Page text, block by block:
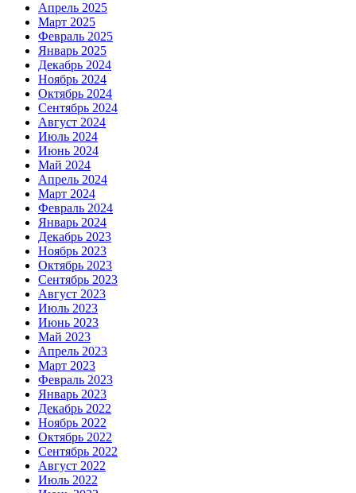
Апрель 2025
Март 2025
Февраль 2025
Январь 2025
Декабрь 2024
Ноябрь 2024
Октябрь 2024
Сентябрь 2024
Август 2024
Июль 2024
Июнь 2024
Май 2024
Апрель 2024
Март 2024
Февраль 2024
Январь 2024
Декабрь 2023
Ноябрь 2023
Октябрь 2023
Сентябрь 2023
Август 2023
Июль 2023
Июнь 2023
Май 2023
Апрель 2023
Март 2023
Февраль 2023
Январь 2023
Декабрь 2022
Ноябрь 2022
Октябрь 2022
Сентябрь 2022
Август 2022
Июль 2022